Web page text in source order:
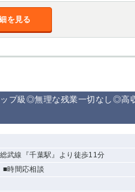
を見る
プ級◎無理な残業一切なし◎高
武線『千葉駅』より徒歩11分
■時間応相談